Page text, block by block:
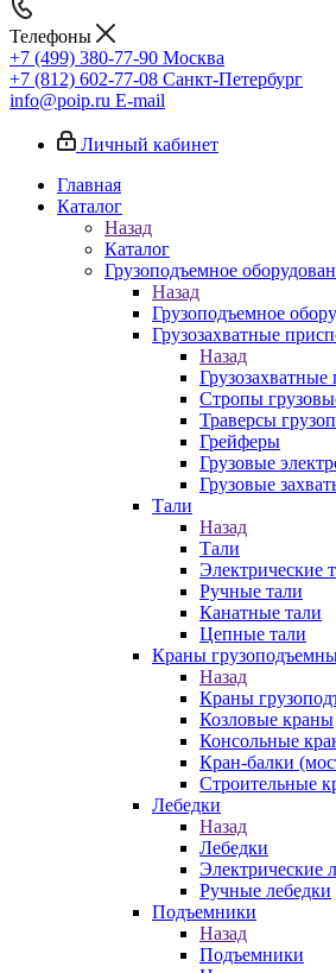
Телефоны
+7 (499) 380-77-90 Москва
+7 (812) 602-77-08 Санкт-Петербург
info@poip.ru E-mail
Личный кабинет
Главная
Каталог
Назад
Каталог
Грузоподъемное
Назад
Грузоподъемное
Грузозахватные
Назад
Стропы
Траверсы
Грейферы
Грузовые
Грузовые
Тали
Назад
Тали
Электрические
Ручные тали
Канатные тали
Цепные тали
Краны
Назад
Краны
Козловые краны
Консольные
Кран-балки
Строительные
Лебедки
Назад
Лебедки
Электрические
Ручные лебедки
Подъемники
Назад
Подъемники